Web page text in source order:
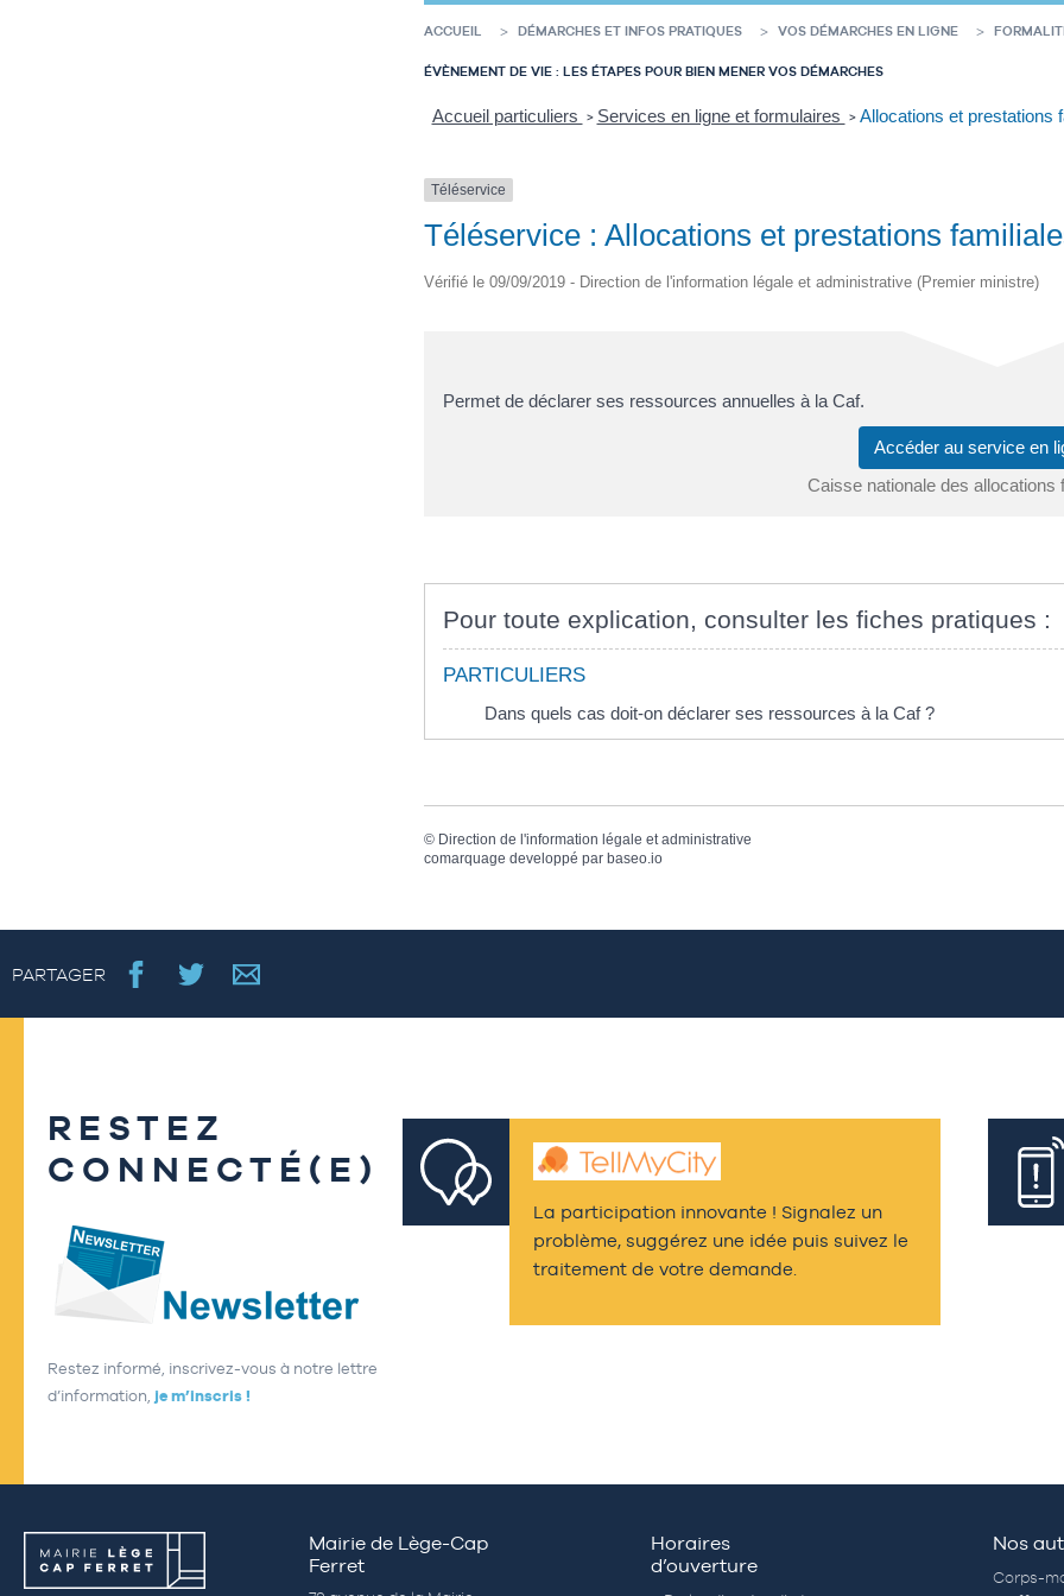
ACCUEIL DÉMARCHES ET INFOS PRATIQUES VOS DÉMARCHES EN LIGNE
ÉVÈNEMENT DE VIE : LES ÉTAPES POUR BIEN MENER VOS DÉMARCHES
Accueil particuliers > Services en ligne et formulaires > Allocations et prestations
Téléservice
Téléservice : Allocations et prestations
Vérifié le 09/09/2019 - Direction de l'information légale et administrative (Premier ministre)
Permet de déclarer ses ressources annuelles à la Caf.
Accéder au service en
Caisse nationale des allocations
Pour toute explication, consulter les fiches pratiques :
PARTICULIERS
Dans quels cas doit-on déclarer ses ressources à la Caf ?
© Direction de l'information légale et administrative
comarquage developpé par baseo.io
PARTAGER
RESTEZ
CONNECTÉ(E)
Restez informé, inscrivez-vous à notre lettre
d’information, je m’inscris !
La participation innovante ! Signalez un
problème, suggérez une idée puis suivez le
traitement de votre demande.
Mairie de Lège-Cap
Ferret
Horaires
d’ouverture
Nos
Corps-